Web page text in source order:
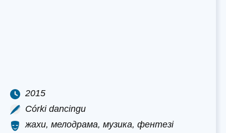
2015
Córki dancingu
жахи, мелодрама, музика, фентезі